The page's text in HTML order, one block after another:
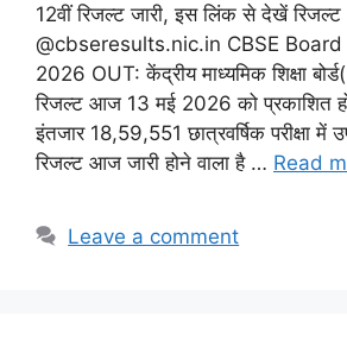
12वीं रिजल्ट जारी, इस लिंक से देखें रिजल्ट
@cbseresults.nic.in CBSE
2026 OUT: केंद्रीय माध्यमिक शिक्षा
रिजल्ट आज 13 मई 2026 को प्रकाशित
इंतजार 18,59,551 छात्रवर्षिक परीक्षा में
रिजल्ट आज जारी होने वाला है … Read
Leave a comment